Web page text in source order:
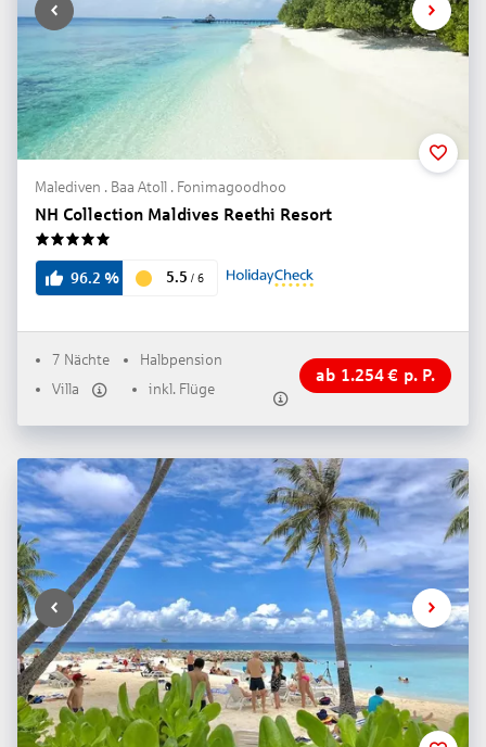
Malediven . Baa Atoll . Fonimagoodhoo
NH Collection Maldives Reethi Resort
5
96.2 % 5.5 / 6
7 Nächte
Halbpension
Villa
inkl. Flüge
ab 1.254€ p. P.